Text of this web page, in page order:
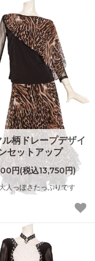
ル柄ドレープデザイ
セットアップ
円(税込13,750円)
人っぽさたっぷりです